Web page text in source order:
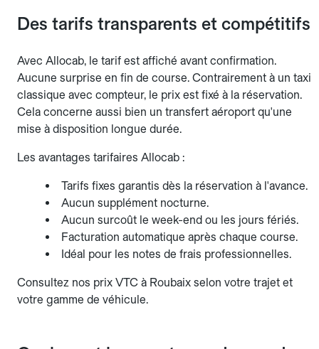
Des tarifs transparents et compétitifs
Avec Allocab, le tarif est affiché avant confirmation.
Aucune surprise en fin de course. Contrairement à un taxi
classique avec compteur, le prix est fixé à la réservation.
Cela concerne aussi bien un transfert aéroport qu'une
mise à disposition longue durée.
Les avantages tarifaires Allocab :
Tarifs fixes garantis dès la réservation à l'avance.
Aucun supplément nocturne.
Aucun surcoût le week-end ou les jours fériés.
Facturation automatique après chaque course.
Idéal pour les notes de frais professionnelles.
Consultez nos prix VTC à Roubaix selon votre trajet et
votre gamme de véhicule.